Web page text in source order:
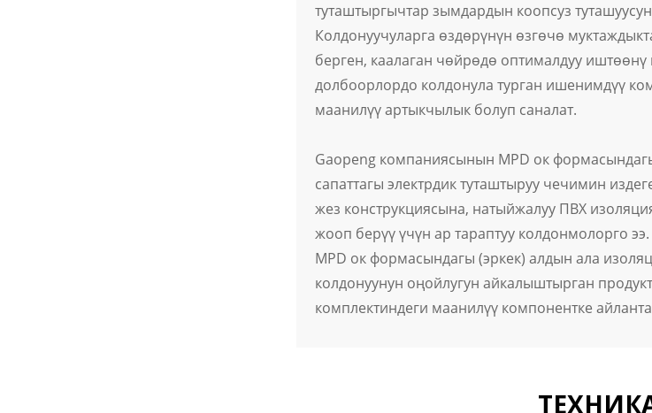
туташтыргычтар зымдардын коопсуз
Колдонуучуларга өздөрүнүн өзгөчө
берген, каалаган чөйрөдө оптималдуу
долбоорлордо колдонула турган ишенимдүү
маанилүү артыкчылык болуп саналат.
Gaopeng компаниясынын MPD ок
сапаттагы электрдик туташтыруу чечимин
жез конструкциясына, натыйжалуу ПВХ
жооп берүү үчүн ар тараптуу колдонмолорго
MPD ок формасындагы (эркек) алдын ала
колдонуунун оңойлугун айкалыштырган
комплектиндеги маанилүү компонентке